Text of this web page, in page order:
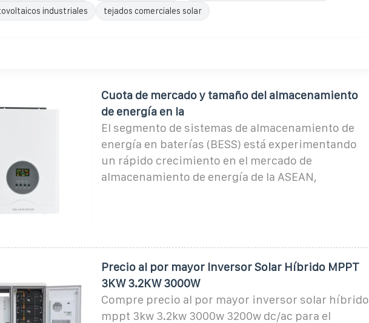
industriales
tejados comerciales solar
Cuota de mercado y tamaño del almacenamiento
de energía en la
El segmento de sistemas de almacenamiento de
energía en baterías (BESS) está experimentando
un rápido crecimiento en el mercado de
almacenamiento de energía de la ASEAN,
Precio al por mayor Inversor Solar Híbrido MPPT
3KW 3.2KW 3000W
Compre precio al por mayor inversor solar híbrido
mppt 3kw 3.2kw 3000w 3200w dc/ac para el